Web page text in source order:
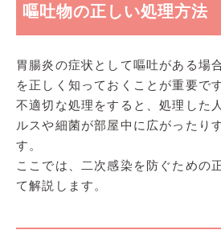
嘔吐物の正しい処理方法
胃腸炎の症状として嘔吐がある場
を正しく知っておくことが重要です
不適切な処理をすると、処理した
ルスや細菌が部屋中に広がったり
す。
ここでは、二次感染を防ぐための
て解説します。